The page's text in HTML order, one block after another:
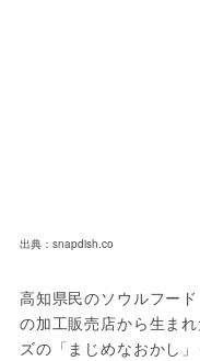
出典：snapdish.co
高知県民のソウルフー
の加工販売店から生ま
ズの「まじめなおかし